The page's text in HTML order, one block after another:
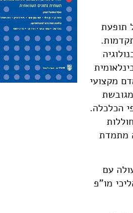
תופעת
מקצועי
הכלכלה.
מתמדת
עם
מו"פ